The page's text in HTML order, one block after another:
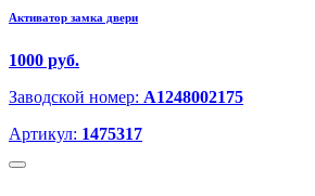
Активатор замка двери
1000 руб.
Заводской номер: A1248002175
Артикул: 1475317